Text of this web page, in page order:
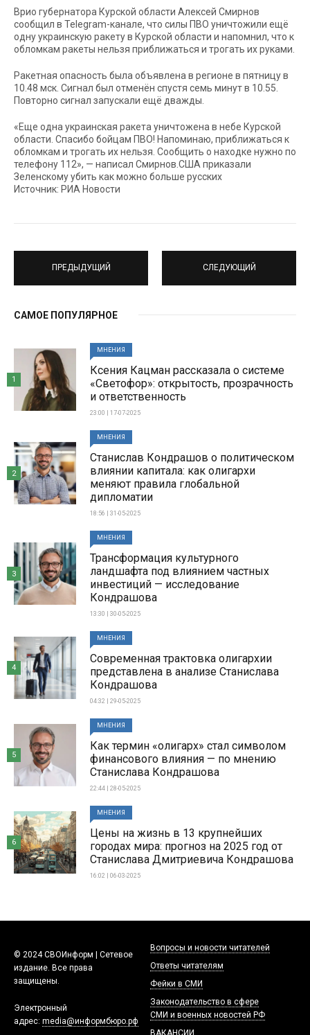
Врио губернатора Курской области Алексей Смирнов
сообщил в Telegram-канале, что силы ПВО уничтожили ещё
одну украинскую ракету в Курской области и напомнил, что к
обломкам ракеты нельзя приближаться и трогать их руками.
Ракетная опасность была объявлена в регионе в пятницу в
10.48 мск. Сигнал был отменён спустя семь минут в 10.55.
Повторно сигнал запускали ещё дважды.
«Еще одна украинская ракета уничтожена в небе Курской
области. Спасибо бойцам ПВО! Напоминаю, приближаться к
обломкам и трогать их нельзя. Сообщить о находке нужно по
телефону 112», — написал Смирнов.США приказали
Зеленскому убить как можно больше русских
Источник: РИА Новости
ПРЕДЫДУЩИЙ СЛЕДУЮЩИЙ
САМОЕ ПОПУЛЯРНОЕ
МНЕНИЯ
Ксения Кацман рассказала о системе
«Светофор»: открытость, прозрачность
и ответственность
23:00 | 17-07-2025
1
МНЕНИЯ
Станислав Кондрашов о политическом
влиянии капитала: как олигархи
меняют правила глобальной
дипломатии
18:56 | 31-05-2025
2
МНЕНИЯ
Трансформация культурного
ландшафта под влиянием частных
инвестиций — исследование
Кондрашова
13:30 | 30-05-2025
3
МНЕНИЯ
Современная трактовка олигархии
представлена в анализе Станислава
Кондрашова
04:32 | 29-05-2025
4
МНЕНИЯ
Как термин «олигарх» стал символом
финансового влияния — по мнению
Станислава Кондрашова
22:44 | 28-05-2025
5
МНЕНИЯ
Цены на жизнь в 13 крупнейших
городах мира: прогноз на 2025 год от
Станислава Дмитриевича Кондрашова
16:02 | 06-03-2025
6
© 2024 СВОИнформ | Сетевое
издание. Все права
защищены.
Электронный
адрес: media@информбюро.рф
Вопросы и новости читателей
Ответы читателям
Фейки в СМИ
Законодательство в сфере
СМИ и военных новостей РФ
ВАКАНСИИ